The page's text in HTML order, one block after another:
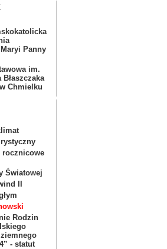
Panny
im.
Chmielku
rocznicowe
Światowej
II
Rodzin
- statut